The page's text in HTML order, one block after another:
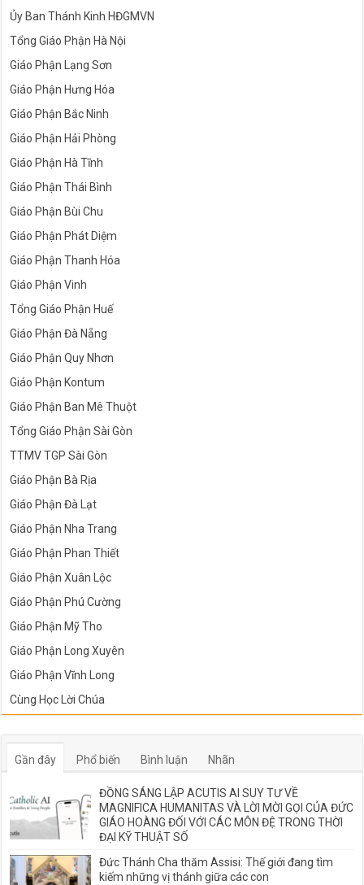
Ủy Ban Thánh Kinh HĐGMVN
Tổng Giáo Phận Hà Nội
Giáo Phận Lạng Sơn
Giáo Phận Hưng Hóa
Giáo Phận Bắc Ninh
Giáo Phận Hải Phòng
Giáo Phận Hà Tĩnh
Giáo Phận Thái Bình
Giáo Phận Bùi Chu
Giáo Phận Phát Diệm
Giáo Phận Thanh Hóa
Giáo Phận Vinh
Tổng Giáo Phận Huế
Giáo Phận Đà Nẵng
Giáo Phận Quy Nhơn
Giáo Phận Kontum
Giáo Phận Ban Mê Thuột
Tổng Giáo Phận Sài Gòn
TTMV TGP Sài Gòn
Giáo Phận Bà Rịa
Giáo Phận Đà Lạt
Giáo Phận Nha Trang
Giáo Phận Phan Thiết
Giáo Phận Xuân Lộc
Giáo Phận Phú Cường
Giáo Phận Mỹ Tho
Giáo Phận Long Xuyên
Giáo Phận Vĩnh Long
Cùng Học Lời Chúa
Gần đây Phổ biến Bình luận Nhãn
ĐỒNG SÁNG LẬP ACUTIS AI SUY TƯ VỀ
MAGNIFICA HUMANITAS VÀ LỜI MỜI GỌI CỦA ĐỨC
GIÁO HOÀNG ĐỐI VỚI CÁC MÔN ĐỆ TRONG THỜI
ĐẠI KỸ THUẬT SỐ
Đức Thánh Cha thăm Assisi: Thế giới đang tìm
kiếm những vị thánh giữa các con